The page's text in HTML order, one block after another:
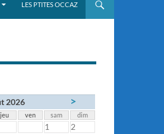
LES PTITES OCCAZ
2026 >
jeu ven sam dim
1
2